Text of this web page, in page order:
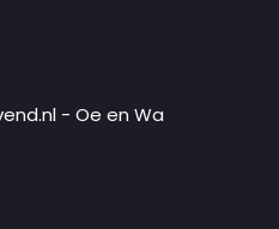
- Oe en Wa